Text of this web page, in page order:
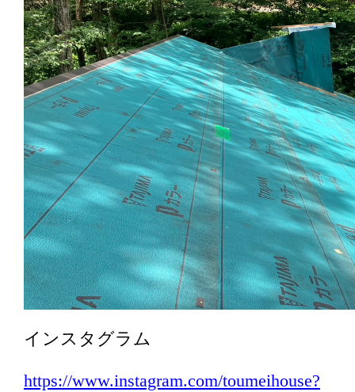
インスタグラム
https://www.instagram.com/toumeihouse?